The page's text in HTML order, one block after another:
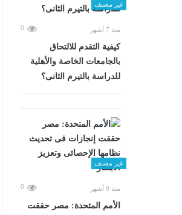
غير مصنف
منذ 7 أشهر 0
كيفية التقدم للالتحاق
بالجامعات الخاصة والأهلية
للدراسة بالتيرم الثانى؟
غير مصنف
منذ 9 أشهر 0
الأمم المتحدة: مصر حققت